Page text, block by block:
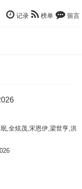
记录 榜单 留言
,全炫茂,宋恩伊,梁世亨,洪